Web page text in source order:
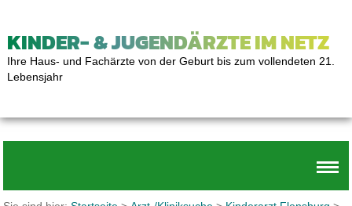
KINDER- & JUGENDÄRZTE IM NETZ
Ihre Haus- und Fachärzte von der Geburt bis zum vollendeten 21.
Lebensjahr